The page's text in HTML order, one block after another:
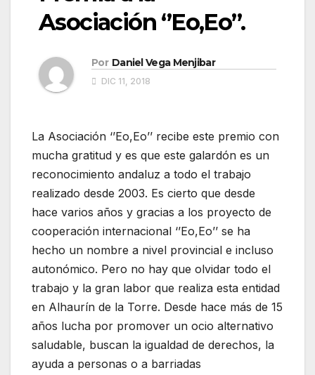
Asociación ‘’Eo,Eo’’.
Por Daniel Vega Menjibar
DIC 11, 2018
La Asociación ‘’Eo,Eo’’ recibe este premio con
mucha gratitud y es que este galardón es un
reconocimiento andaluz a todo el trabajo
realizado desde 2003. Es cierto que desde
hace varios años y gracias a los proyecto de
cooperación internacional ‘’Eo,Eo’’ se ha
hecho un nombre a nivel provincial e incluso
autonómico. Pero no hay que olvidar todo el
trabajo y la gran labor que realiza esta entidad
en Alhaurín de la Torre. Desde hace más de 15
años lucha por promover un ocio alternativo
saludable, buscan la igualdad de derechos, la
ayuda a personas o a barriadas